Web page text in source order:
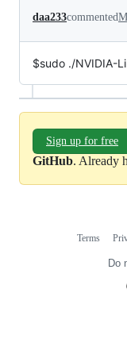
daa233commented
$sudo ./NVIDIA-
Sign up for free
GitHub. Already
Terms
Do